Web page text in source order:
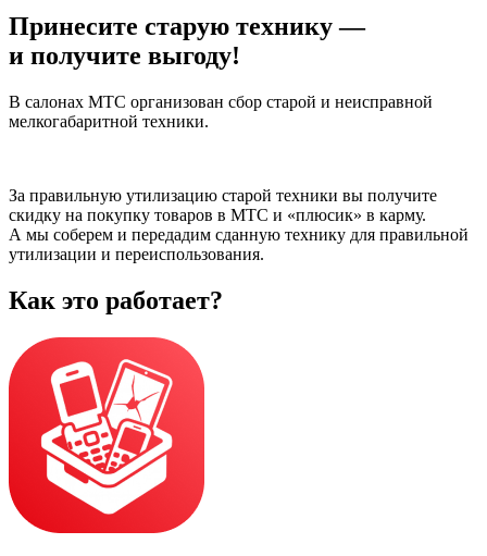
Принесите старую технику —
и получите выгоду!
В салонах МТС организован сбор старой и неисправной
мелкогабаритной техники.
За правильную утилизацию старой техники вы получите
скидку на покупку товаров в МТС и «плюсик» в карму.
А мы соберем и передадим сданную технику для правильной
утилизации и переиспользования.
Как это работает?